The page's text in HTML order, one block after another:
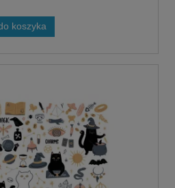
koszyka